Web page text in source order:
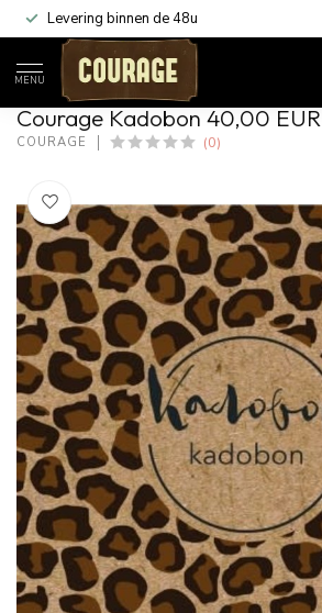
Levering binnen de 48u
MENU
Home Kadobon 40,00 EUR
Courage Kadobon 40,00 EUR
COURAGE (0)